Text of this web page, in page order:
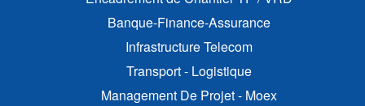
Banque-Finance-Assurance
Infrastructure Telecom
Transport - Logistique
Management De Projet - Moex